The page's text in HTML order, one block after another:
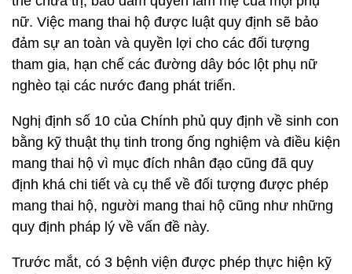
nữ. Việc mang thai hộ được luật quy định sẽ bảo
đảm sự an toàn và quyền lợi cho các đối tượng
tham gia, hạn chế các đường dây bóc lột phụ nữ
nghèo tại các nước đang phát triển.
Nghị định số 10 của Chính phủ quy định về sinh con
bằng kỹ thuật thụ tinh trong ống nghiệm và điều kiện
mang thai hộ vì mục đích nhân đạo cũng đã quy
định khá chi tiết và cụ thể về đối tượng được phép
mang thai hộ, người mang thai hộ cũng như những
quy định pháp lý về vấn đề này.
Trước mắt, có 3 bệnh viện được phép thực hiện kỹ